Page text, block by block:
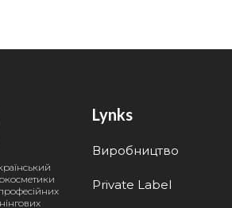
Lynks
Виробництво
Private Label